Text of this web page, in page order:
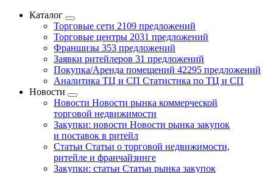
Каталог
Торговые сети 2109 предложений
Торговые центры 2031 предложений
Франшизы 353 предложений
Заявки ритейлеров 31 предложений
Покупка/Аренда помещений 42295 предложений
Аналитика ТЦ и СП Статистика по ТЦ и СП
Новости
Новости Новости рынка коммерческой
торговой недвижимости
Закупки: новости Новости рынка закупок
и поставок в ритейл
Статьи Статьи о торговой недвижимости,
ритейле и франчайзинге
Закупки: статьи Статьи рынка закупок